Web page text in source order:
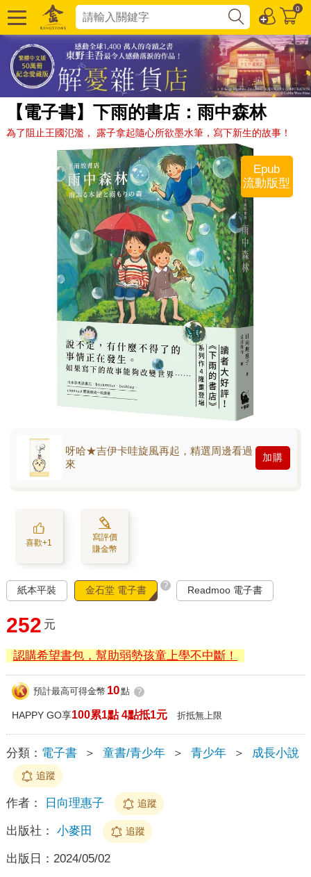
0
【電子書】下雨的書店：雨中森林
為了阻止王國氾濫， 露子拿起隨心所欲墨水筆，寫下新生的故事！
Epub
流動版型
呀哈★吉伊卡哇旋風再起，精選周邊看過
來
加購
喜歡+1
寫評價
賺金幣
紙本平裝 金石堂 電子書 ? Readmoo 電子書
252 元
認購希望書包，幫助弱勢孩童上學不中斷！
預計最高可得金幣 10點 ?
HAPPY GO享100累1點 4點抵1元 折抵無上限
分類： 電子書 ＞ 童書/青少年 ＞ 青少年 ＞ 成長小說
追蹤
作者： 日向理惠子 追蹤
出版社： 小麥田 追蹤
出版日： 2024/05/02